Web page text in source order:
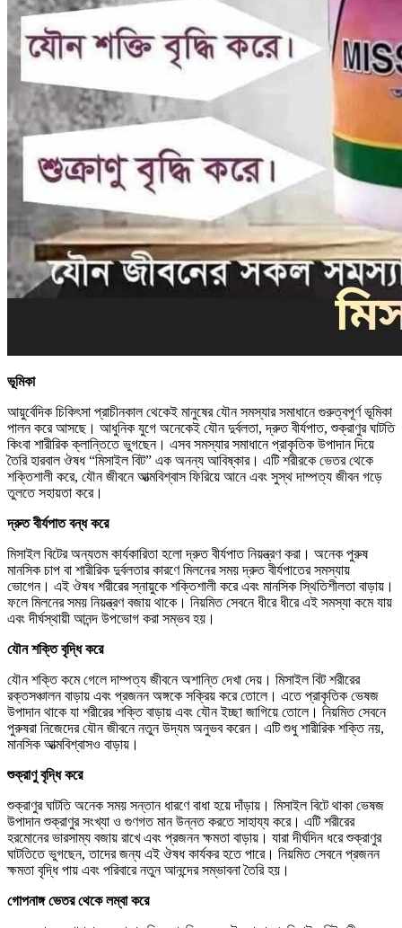
ভূমিকা
আয়ুর্বেদিক চিকিৎসা প্রাচীনকাল থেকেই মানুষের যৌন সমস্যার সমাধানে গুরুত্বপূর্ণ ভূমিকা
পালন করে আসছে। আধুনিক যুগে অনেকেই যৌন দুর্বলতা, দ্রুত বীর্যপাত, শুক্রাণুর ঘাটতি
কিংবা শারীরিক ক্লান্তিতে ভুগছেন। এসব সমস্যার সমাধানে প্রাকৃতিক উপাদান দিয়ে
তৈরি হারবাল ঔষধ “মিসাইল বিট” এক অনন্য আবিষ্কার। এটি শরীরকে ভেতর থেকে
শক্তিশালী করে, যৌন জীবনে আত্মবিশ্বাস ফিরিয়ে আনে এবং সুস্থ দাম্পত্য জীবন গড়ে
তুলতে সহায়তা করে।
দ্রুত বীর্যপাত বন্ধ করে
মিসাইল বিটের অন্যতম কার্যকারিতা হলো দ্রুত বীর্যপাত নিয়ন্ত্রণ করা। অনেক পুরুষ
মানসিক চাপ বা শারীরিক দুর্বলতার কারণে মিলনের সময় দ্রুত বীর্যপাতের সমস্যায়
ভোগেন। এই ঔষধ শরীরের স্নায়ুকে শক্তিশালী করে এবং মানসিক স্থিতিশীলতা বাড়ায়।
ফলে মিলনের সময় নিয়ন্ত্রণ বজায় থাকে। নিয়মিত সেবনে ধীরে ধীরে এই সমস্যা কমে যায়
এবং দীর্ঘস্থায়ী আনন্দ উপভোগ করা সম্ভব হয়।
যৌন শক্তি বৃদ্ধি করে
যৌন শক্তি কমে গেলে দাম্পত্য জীবনে অশান্তি দেখা দেয়। মিসাইল বিট শরীরের
রক্তসঞ্চালন বাড়ায় এবং প্রজনন অঙ্গকে সক্রিয় করে তোলে। এতে প্রাকৃতিক ভেষজ
উপাদান থাকে যা শরীরের শক্তি বাড়ায় এবং যৌন ইচ্ছা জাগিয়ে তোলে। নিয়মিত সেবনে
পুরুষরা নিজেদের যৌন জীবনে নতুন উদ্যম অনুভব করেন। এটি শুধু শারীরিক শক্তি নয়,
মানসিক আত্মবিশ্বাসও বাড়ায়।
শুক্রাণু বৃদ্ধি করে
শুক্রাণুর ঘাটতি অনেক সময় সন্তান ধারণে বাধা হয়ে দাঁড়ায়। মিসাইল বিটে থাকা ভেষজ
উপাদান শুক্রাণুর সংখ্যা ও গুণগত মান উন্নত করতে সাহায্য করে। এটি শরীরের
হরমোনের ভারসাম্য বজায় রাখে এবং প্রজনন ক্ষমতা বাড়ায়। যারা দীর্ঘদিন ধরে শুক্রাণুর
ঘাটতিতে ভুগছেন, তাদের জন্য এই ঔষধ কার্যকর হতে পারে। নিয়মিত সেবনে প্রজনন
ক্ষমতা বৃদ্ধি পায় এবং পরিবারে নতুন আনন্দের সম্ভাবনা তৈরি হয়।
গোপনাঙ্গ ভেতর থেকে লম্বা করে